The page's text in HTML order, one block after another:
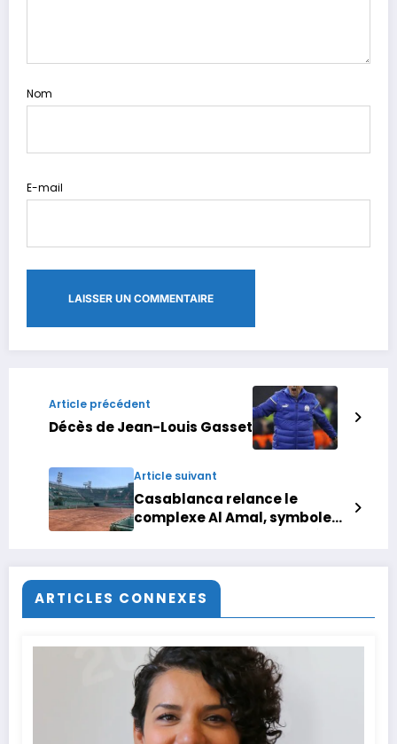
Nom
E-mail
Article précédent
Décès de Jean-Louis Gasset
Article suivant
Casablanca relance le
complexe Al Amal, symbole
ARTICLES CONNEXES